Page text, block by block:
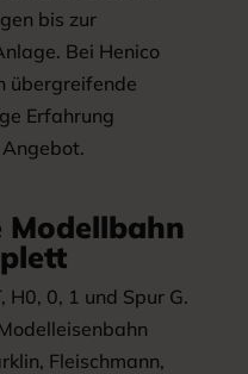
bis zur
Bei Henico
übergreifende
Erfahrung
H0, 0, 1 und Spur G.
Fleischmann,